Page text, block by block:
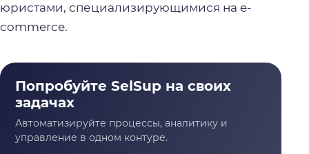
юристами, специализирующимися на e-
commerce.